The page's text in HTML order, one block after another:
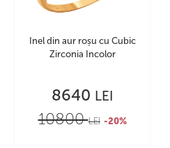
Inel din aur roșu cu Cubic
Zirconia Incolor
8640 LEI
10800LEI -20%